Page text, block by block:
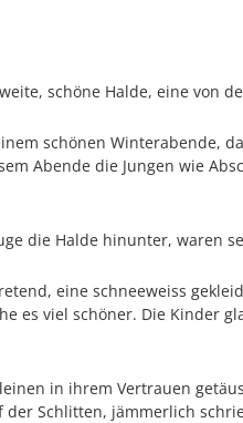
schöne Halde, eine von
schönen Winterabende,
Abende die Jungen wie
die Halde hinunter, waren
eine schneeweiss
es viel schöner. Die Kinder
in ihrem Vertrauen
Schlitten, jämmerlich